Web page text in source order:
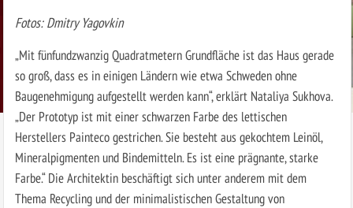
Fotos: Dmitry Yagovkin
„Mit fünfundzwanzig Quadratmetern Grundfläche ist das Haus gerade
so groß, dass es in einigen Ländern wie etwa Schweden ohne
Baugenehmigung aufgestellt werden kann“, erklärt Nataliya Sukhova.
„Der Prototyp ist mit einer schwarzen Farbe des lettischen
Herstellers Painteco gestrichen. Sie besteht aus gekochtem Leinöl,
Mineralpigmenten und Bindemitteln. Es ist eine prägnante, starke
Farbe.“ Die Architektin beschäftigt sich unter anderem mit dem
Thema Recycling und der minimalistischen Gestaltung von